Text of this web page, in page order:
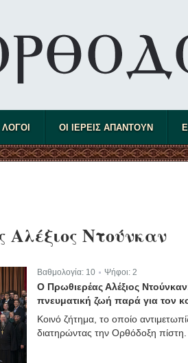
ΛΟΓΟΙ ΟΙ ΙΕΡΕΙΣ ΑΠΑΝΤΟΥΝ
Αλέξιος Ντούνκαν
Βαθμολογία: 10 Ψήφοι: 2
Ο Πρωθιερέας Αλέξιος
πνευματική ζωή παρά για τον
Κοινό ζήτημα, το οποίο
διατηρώντας την Ορθόδοξη πίστη.